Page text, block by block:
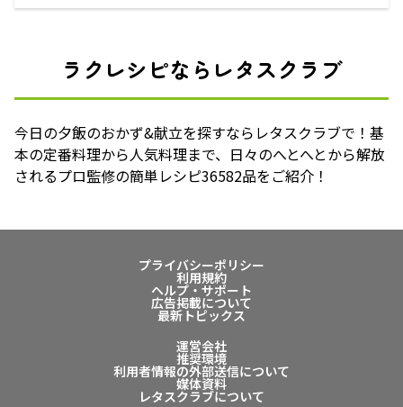
ラクレシピならレタスクラブ
今日の夕飯のおかず&献立を探すならレタスクラブで！基
本の定番料理から人気料理まで、日々のへとへとから解放
されるプロ監修の簡単レシピ36582品をご紹介！
プライバシーポリシー
利用規約
ヘルプ・サポート
広告掲載について
最新トピックス
運営会社
推奨環境
利用者情報の外部送信について
媒体資料
レタスクラブについて